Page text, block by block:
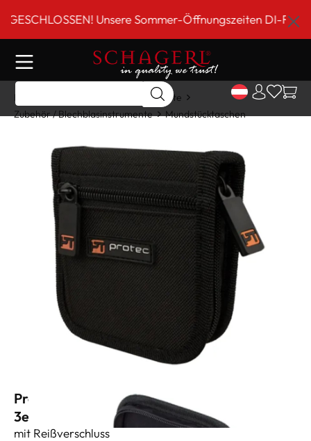
springenUnsere Sommer-Öffnungszeiten DI-FR 9
Home
Blechblasinstrumente
Zubehör / Blechblasinstrumente
Mundstücktaschen
Pro Tec Trompetenmundstücktasche A219
3er, Nylon
mit Reißverschluss